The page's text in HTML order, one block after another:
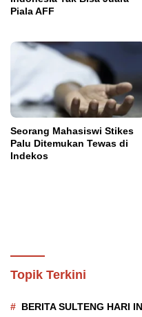
Piala AFF
Seorang Mahasiswi Stikes
Palu Ditemukan Tewas di
Indekos
Topik Terkini
BERITA SULTENG HARI